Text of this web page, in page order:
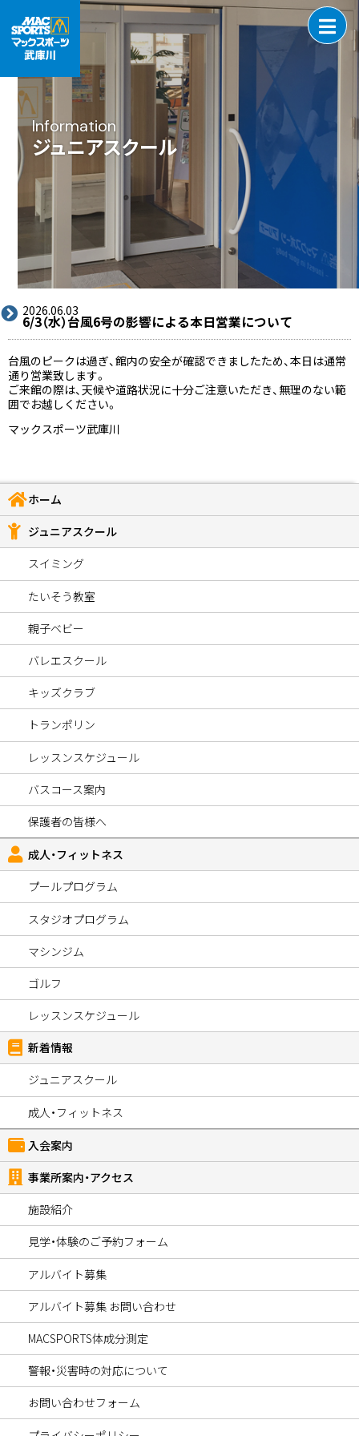
Information
ジュニアスクール
2026.06.03
6/3（水）台風6号の影響による本日営業について
台風のピークは過ぎ、館内の安全が確認できましたため、本日は通常
通り営業致します。
ご来館の際は、天候や道路状況に十分ご注意いただき、無理のない範
囲でお越しください。
マックスポーツ武庫川
ホーム
ジュニアスクール
スイミング
たいそう教室
親子ベビー
バレエスクール
キッズクラブ
トランポリン
レッスンスケジュール
バスコース案内
保護者の皆様へ
成人・フィットネス
プールプログラム
スタジオプログラム
マシンジム
ゴルフ
レッスンスケジュール
新着情報
ジュニアスクール
成人・フィットネス
入会案内
事業所案内・アクセス
施設紹介
見学・体験のご予約フォーム
アルバイト募集
アルバイト募集 お問い合わせ
MACSPORTS体成分測定
警報・災害時の対応について
お問い合わせフォーム